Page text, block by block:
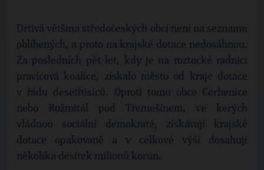
Drtivá většina středočeských obcí není na seznamu
oblíbených, a proto na krajské dotace nedosáhnou.
Za posledních pět let, kdy je na roztocké radnici
pravicová koalice, získalo město od kraje dotace
v řádu desetitisíců. Oproti tomu obce Cerhenice
nebo Rožmitál pod Třemešínem, ve kerých
vládnou sociální demokraté, získávají krajské
dotace opakovaně a v celkové výši dosahují
několika desítek milionů korun.